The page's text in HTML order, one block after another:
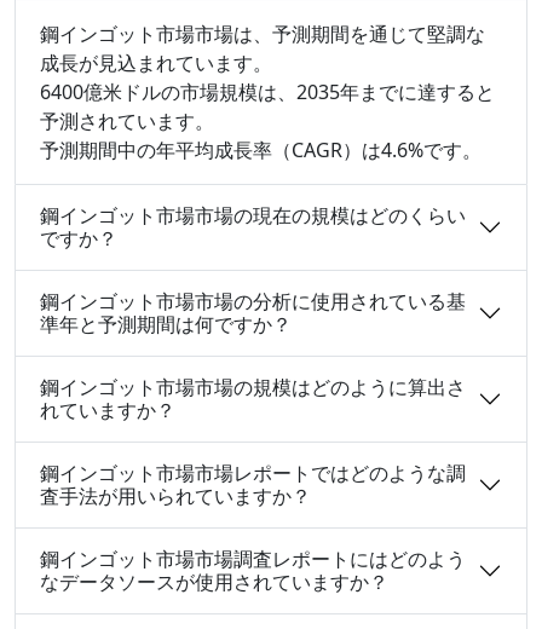
鋼インゴット市場市場は、予測期間を通じて堅調な
成長が見込まれています。
6400億米ドルの市場規模は、2035年までに達すると
予測されています。
予測期間中の年平均成長率（CAGR）は4.6%です。
鋼インゴット市場市場の現在の規模はどのくらい
ですか？
鋼インゴット市場市場の分析に使用されている基
準年と予測期間は何ですか？
鋼インゴット市場市場の規模はどのように算出さ
れていますか？
鋼インゴット市場市場レポートではどのような調
査手法が用いられていますか？
鋼インゴット市場市場調査レポートにはどのよう
なデータソースが使用されていますか？